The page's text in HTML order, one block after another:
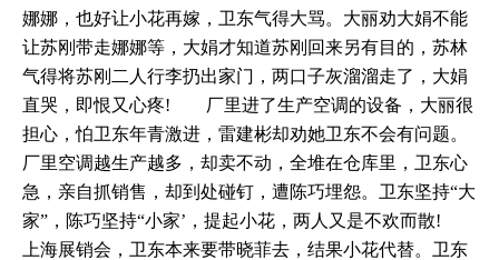
娜娜，也好让小花再嫁，卫东气得大骂。大丽劝大娟不能
让苏刚带走娜娜等，大娟才知道苏刚回来另有目的，苏林
气得将苏刚二人行李扔出家门，两口子灰溜溜走了，大娟
直哭，即恨又心疼! 厂里进了生产空调的设备，大丽很
担心，怕卫东年青激进，雷建彬却劝她卫东不会有问题。
厂里空调越生产越多，却卖不动，全堆在仓库里，卫东心
急，亲自抓销售，却到处碰钉，遭陈巧埋怨。卫东坚持“大
家”，陈巧坚持“小家’，提起小花，两人又是不欢而散!
上海展销会，卫东本来要带晓菲去，结果小花代替。卫东